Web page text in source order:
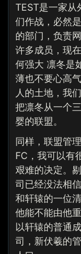
TEST是一家
们作战，必然
的部门，负责
许多成员，现
何强大 凛冬是
薄也不要心高
人的土地，我
把凛冬从一个
婴的联盟。
同样，联盟管
FC，我可以有
艰难的决定。
司已经没法相
和轩辕的一位
他能不能由他
以轩辕的普通
司，新伏羲的